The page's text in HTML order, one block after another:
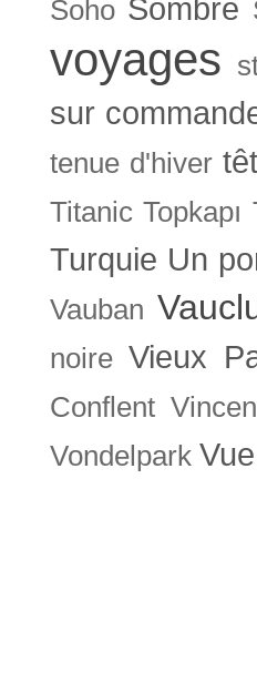
Soho Sombre
voyages
sur
tenue d'hiver
Titanic Topkapı
Turquie Un
Vauban
noire Vieux
Conflent
Vondelpark